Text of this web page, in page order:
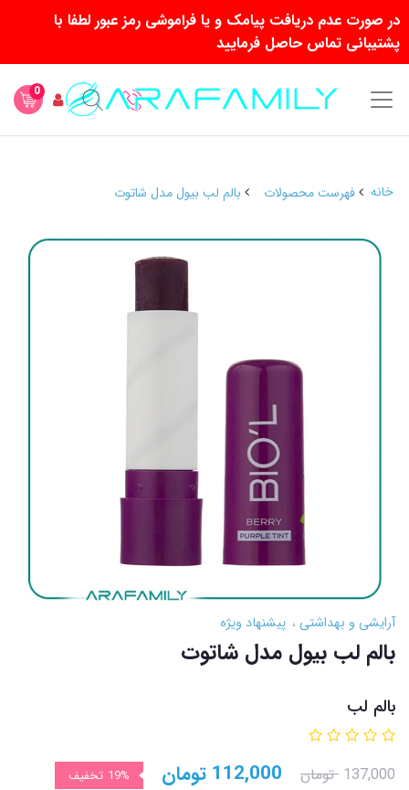
در صورت عدم دریافت پیامک و یا فراموشی رمز عبور لطفا با
پشتیبانی تماس حاصل فرمایید
0
خانه فهرست محصولات بالم لب بیول مدل شاتوت
آرایشی و بهداشتی پیشنهاد ویژه
بالم لب بیول مدل شاتوت
بالم لب
137,000 تومان 112,000 تومان 19% تخفیف